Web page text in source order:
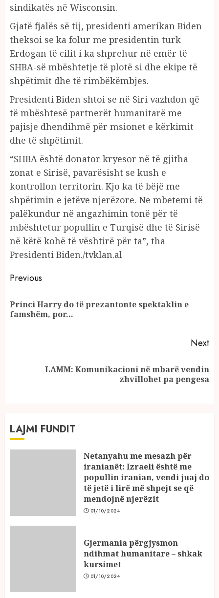
sindikatës në Wisconsin.
Gjatë fjalës së tij, presidenti amerikan Biden
theksoi se ka folur me presidentin turk
Erdogan të cilit i ka shprehur në emër të
SHBA-së mbështetje të plotë si dhe ekipe të
shpëtimit dhe të rimbëkëmbjes.
Presidenti Biden shtoi se në Siri vazhdon që
të mbështesë partnerët humanitarë me
pajisje dhendihmë për msionet e kërkimit
dhe të shpëtimit.
“SHBA është donator kryesor në të gjitha
zonat e Sirisë, pavarësisht se kush e
kontrollon territorin. Kjo ka të bëjë me
shpëtimin e jetëve njerëzore. Ne mbetemi të
palëkundur në angazhimin tonë për të
mbështetur popullin e Turqisë dhe të Sirisë
në këtë kohë të vështirë për ta”, tha
Presidenti Biden./tvklan.al
Continue
Reading
Previous
Princi Harry do të prezantonte spektaklin e
famshëm, por…
Next
LAMM: Komunikacioni në mbarë vendin
zhvillohet pa pengesa
LAJMI FUNDIT
Netanyahu me mesazh për
iranianët: Izraeli është me
popullin iranian, vendi juaj do
të jetë i lirë më shpejt se që
mendojnë njerëzit
01/10/2024
Gjermania përgjysmon
ndihmat humanitare – shkak
kursimet
01/10/2024